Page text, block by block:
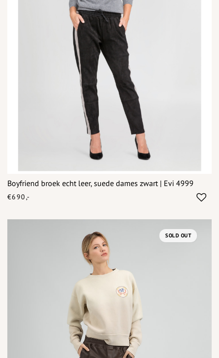
Boyfriend broek echt leer, suede dames zwart | Evi 4999
€690,-
SOLD OUT